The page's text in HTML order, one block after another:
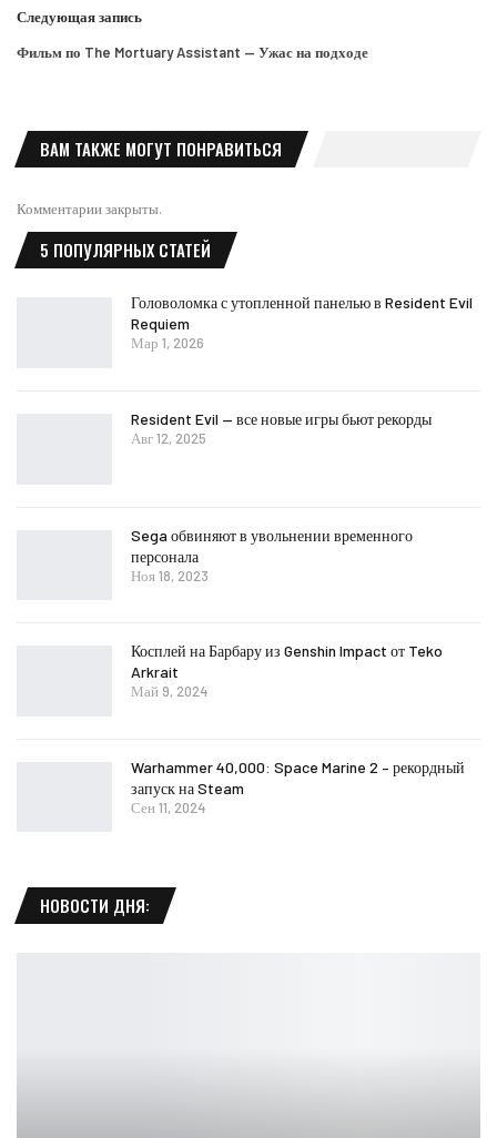
Следующая запись
Фильм по The Mortuary Assistant — Ужас на подходе
ВАМ ТАКЖЕ МОГУТ ПОНРАВИТЬСЯ
Комментарии закрыты.
5 ПОПУЛЯРНЫХ СТАТЕЙ
Головоломка с утопленной панелью в Resident Evil
Requiem
Мар 1, 2026
Resident Evil — все новые игры бьют рекорды
Авг 12, 2025
Sega обвиняют в увольнении временного
персонала
Ноя 18, 2023
Косплей на Барбару из Genshin Impact от Teko
Arkrait
Май 9, 2024
Warhammer 40,000: Space Marine 2 – рекордный
запуск на Steam
Сен 11, 2024
НОВОСТИ ДНЯ: